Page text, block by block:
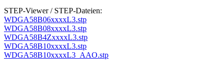
STEP-Viewer / STEP-Dateien:
WDGA58B06xxxxL3.stp
WDGA58B08xxxxL3.stp
WDGA58B4ZxxxxL3.stp
WDGA58B10xxxxL3.stp
WDGA58B10xxxxL3_AAO.stp